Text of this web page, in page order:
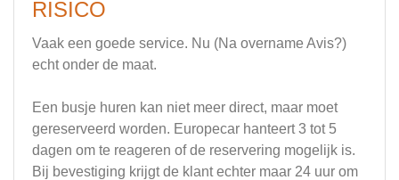
RISICO
Vaak een goede service. Nu (Na overname Avis?)
echt onder de maat.
Een busje huren kan niet meer direct, maar moet
gereserveerd worden. Europecar hanteert 3 tot 5
dagen om te reageren of de reservering mogelijk is.
Bij bevestiging krijgt de klant echter maar 24 uur om